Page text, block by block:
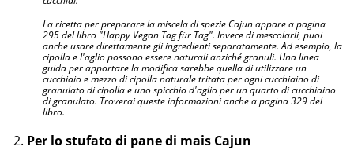
La ricetta per preparare la miscela di spezie Cajun appare a pagina
295 del libro "Happy Vegan Tag für Tag". Invece di mescolarli, puoi
anche usare direttamente gli ingredienti separatamente. Ad esempio, la
cipolla e l'aglio possono essere naturali anziché granuli. Una linea
guida per apportare la modifica sarebbe quella di utilizzare un
cucchiaio e mezzo di cipolla naturale tritata per ogni cucchiaino di
granulato di cipolla e uno spicchio d'aglio per un quarto di cucchiaino
di granulato. Troverai queste informazioni anche a pagina 329 del
libro.
Per lo stufato di pane di mais Cajun